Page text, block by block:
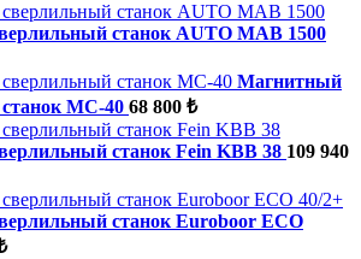
станок AUTO MAB 1500
Магнитный
МС-40 68 800 ₺
станок Fein KBB 38 109 940
станок Euroboor ECO